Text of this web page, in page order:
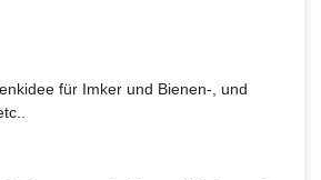
für Imker und Bienen-, und